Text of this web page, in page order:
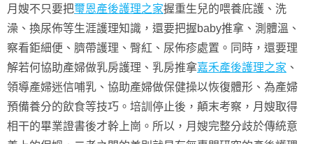
月嫂不只要把璽恩產後護理之家握重生兒的喂養庇護、洗
澡、換尿佈等生涯護理知識，還要把握baby推拿、測體溫、
察看鉅細便、臍帶護理、臀紅、尿佈疹處置。同時，還要理
解若何協助產婦做乳房護理、乳房推拿嘉禾產後護理之家 、
領導產婦迷信哺乳、協助產婦做保健操以恢復體形、為產婦
預備養分的飲食等技巧。培訓停止後，顛末考察，月嫂取得
相干的畢業證書後才幹上崗。所以，月嫂完整分歧於傳統意